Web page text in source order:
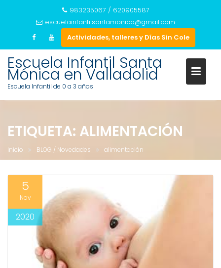
contenido
983235067 / 620905587
escuelainfantilsantamonica@gmail.com
Actividades, talleres y Días Sin Cole
Escuela Infantil Santa
Mónica en Valladolid
Escuela Infantil de 0 a 3 años
ETIQUETA: ALIMENTACIÓN
Inicio BLOG / Novedades alimentación
5
Nov
2020